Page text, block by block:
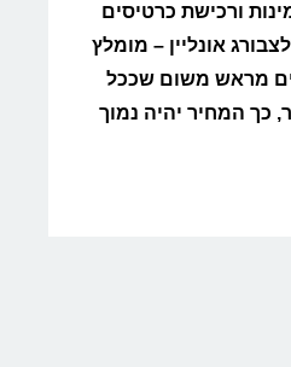
ורכישת כרטיסים
אונליין – מומלץ
מראש משום שככל
כך המחיר יהיה נמוך